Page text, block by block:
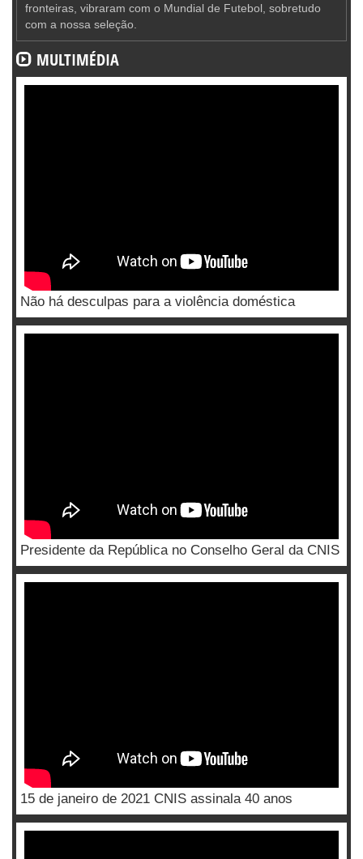
fronteiras, vibraram com o Mundial de Futebol, sobretudo
com a nossa seleção.
MULTIMÉDIA
Não há desculpas para a violência doméstica
Presidente da República no Conselho Geral da CNIS
15 de janeiro de 2021 CNIS assinala 40 anos